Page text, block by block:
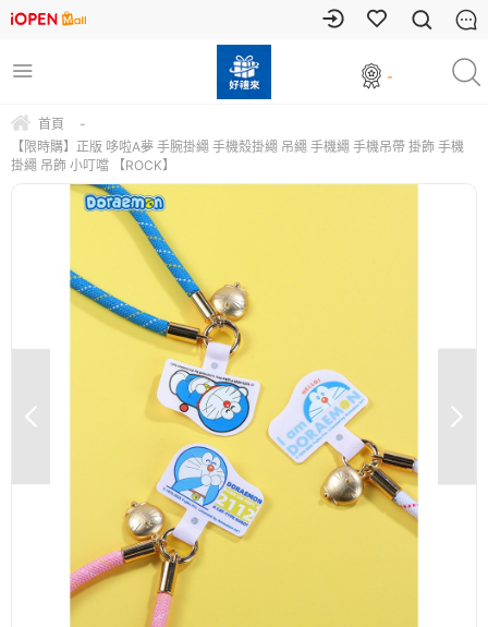
-
首頁
-
【限時購】正版 哆啦A夢 手腕掛繩 手機殼掛繩 吊繩 手機繩 手機吊帶 掛飾 手機
掛繩 吊飾 小叮噹 【ROCK】